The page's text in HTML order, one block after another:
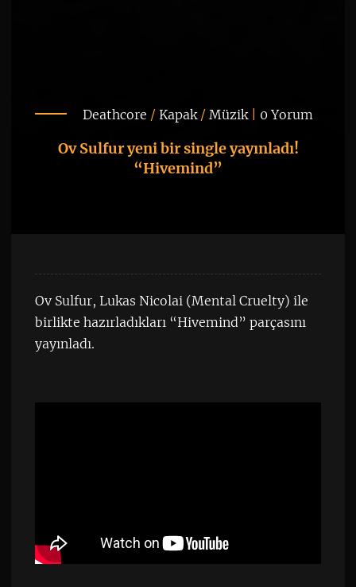
Deathcore / Kapak/ Müzik| 0 Yorum
Ov Sulfur yeni bir single yayınladı!
“Hivemind”
Ov Sulfur, Lukas Nicolai (Mental Cruelty) ile
birlikte hazırladıkları “Hivemind” parçasını
yayınladı.